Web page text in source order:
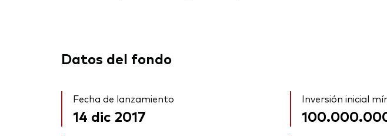
Datos del fondo
Fecha de lanzamiento
14 dic 2017
Inversión inicial